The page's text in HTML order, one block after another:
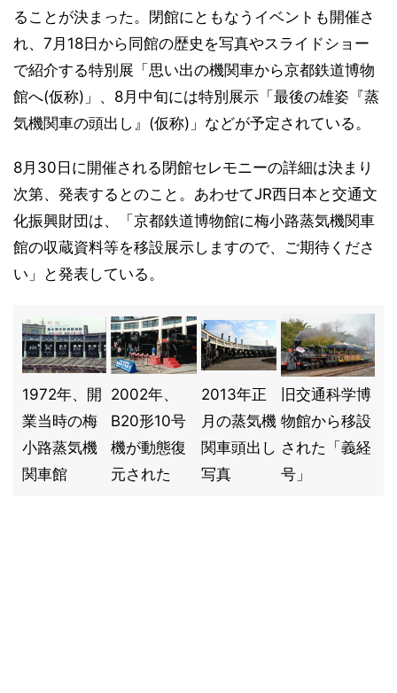
ることが決まった。閉館にともなうイベントも開催さ
れ、7月18日から同館の歴史を写真やスライドショー
で紹介する特別展「思い出の機関車から京都鉄道博物
館へ(仮称)」、8月中旬には特別展示「最後の雄姿『蒸
気機関車の頭出し』(仮称)」などが予定されている。
8月30日に開催される閉館セレモニーの詳細は決まり
次第、発表するとのこと。あわせてJR西日本と交通文
化振興財団は、「京都鉄道博物館に梅小路蒸気機関車
館の収蔵資料等を移設展示しますので、ご期待くださ
い」と発表している。
1972年、開
業当時の梅
小路蒸気機
関車館
2002年、
B20形10号
機が動態復
元された
2013年正
月の蒸気機
関車頭出し
写真
旧交通科学博
物館から移設
された「義経
号」